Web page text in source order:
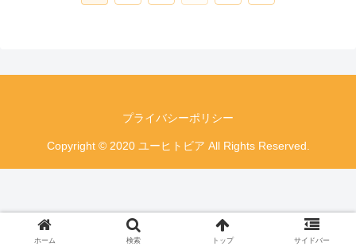
プライバシーポリシー
Copyright © 2020 ユーヒトビア All Rights Reserved.
ホーム 検索 トップ サイドバー